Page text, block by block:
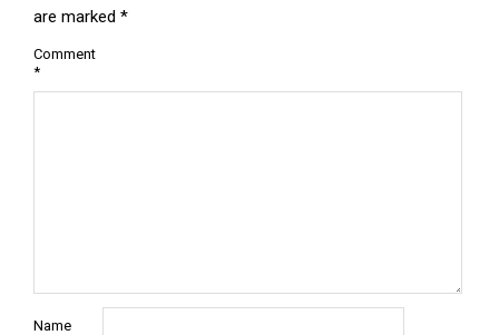
are marked *
Comment
*
Name